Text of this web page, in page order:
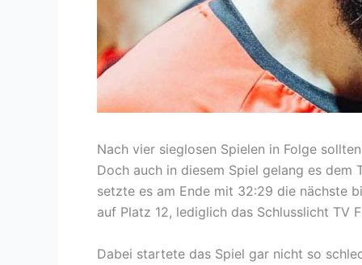
Nach vier sieglosen Spielen in Folge
Doch auch in diesem Spiel gelang es
setzte es am Ende mit 32:29 die nächste
auf Platz 12, lediglich das Schlusslicht TV
Dabei startete das Spiel gar nicht so